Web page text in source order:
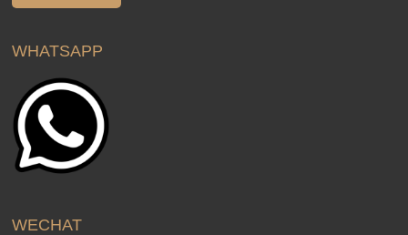
WHATSAPP
WECHAT